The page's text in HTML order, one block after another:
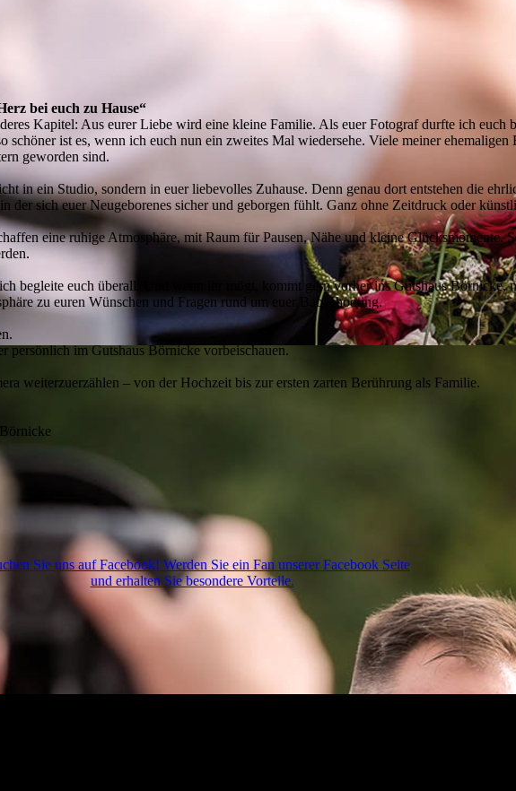
bei euch zu Hause“
Kapitel: Aus eurer Liebe wird eine kleine Familie. Als euer Fotograf durfte ich euch
schöner ist es, wenn ich euch nun ein zweites Mal wiedersehe. Viele meiner ehemaligen
geworden sind.
in ein Studio, sondern in euer liebevolles Zuhause. Denn genau dort entstehen die
der sich euer Neugeborenes sicher und geborgen fühlt. Ganz ohne Zeitdruck oder
eine ruhige Atmosphäre, mit Raum für Pausen, Nähe und kleine Glücksmomente.
begleite euch überall. Und wenn ihr mögt, kommt gern vorher ins Gutshaus Börnicke,
zu euren Wünschen und Fragen rund um euer Babyshooting.
persönlich im Gutshaus Börnicke vorbeischauen.
weiterzuerzählen – von der Hochzeit bis zur ersten zarten Berührung als Familie.
Sie uns auf Facebook! Werden Sie ein Fan unserer Facebook Seite
und erhalten Sie besondere Vorteile.